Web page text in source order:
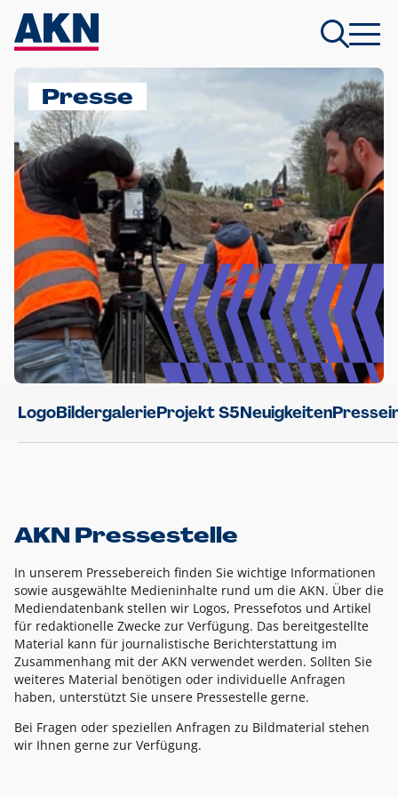
Presse
LogoBildergalerieProjekt S5Neuigkeiten
AKN Pressestelle
In unserem Pressebereich finden Sie wichtige Informationen
sowie ausgewählte Medieninhalte rund um die AKN. Über die
Mediendatenbank stellen wir Logos, Pressefotos und Artikel
für redaktionelle Zwecke zur Verfügung. Das bereitgestellte
Material kann für journalistische Berichterstattung im
Zusammenhang mit der AKN verwendet werden. Sollten Sie
weiteres Material benötigen oder individuelle Anfragen
haben, unterstützt Sie unsere Pressestelle gerne.
Bei Fragen oder speziellen Anfragen zu Bildmaterial stehen
wir Ihnen gerne zur Verfügung.